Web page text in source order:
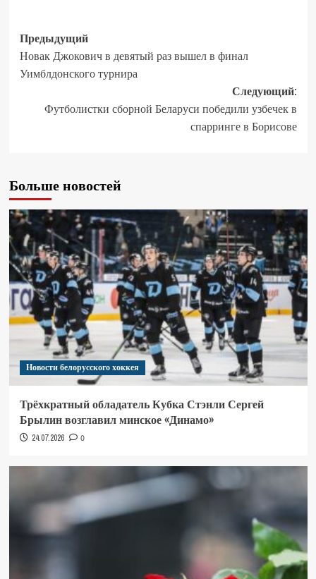
Предыдущий
Новак Джокович в девятый раз вышел в финал
Уимблдонского турнира
Следующий:
Футболистки сборной Беларуси победили узбечек в
спарринге в Борисове
Больше новостей
Новости белорусского хоккея
Трёхкратный обладатель Кубка Стэнли Сергей
Брылин возглавил минское «Динамо»
24.07.2026 0